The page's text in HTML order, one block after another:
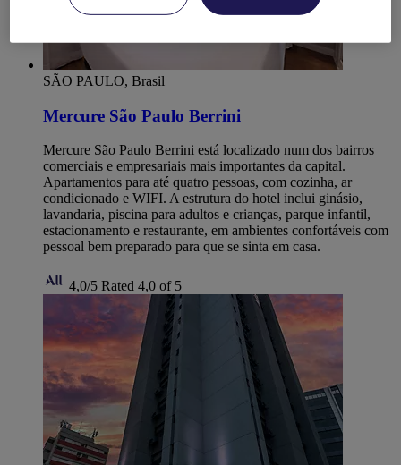
SÃO PAULO, Brasil
Mercure São Paulo Berrini
Mercure São Paulo Berrini está localizado num dos bairros
comerciais e empresariais mais importantes da capital.
Apartamentos para até quatro pessoas, com cozinha, ar
condicionado e WIFI. A estrutura do hotel inclui ginásio,
lavandaria, piscina para adultos e crianças, parque infantil,
estacionamento e restaurante, em ambientes confortáveis com
pessoal bem preparado para que se sinta em casa.
4,0/5 Rated 4,0 of 5